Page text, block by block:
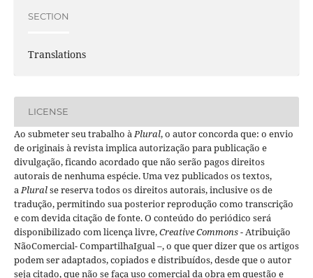
SECTION
Translations
LICENSE
Ao submeter seu trabalho à Plural, o autor concorda que: o envio
de originais à revista implica autorização para publicação e
divulgação, ficando acordado que não serão pagos direitos
autorais de nenhuma espécie. Uma vez publicados os textos,
a Pluralse reserva todos os direitos autorais, inclusive os de
tradução, permitindo sua posterior reprodução como transcrição
e com devida citação de fonte.O conteúdo do periódico será
disponibilizado com licença livre,Creative Commons - Atribuição
NãoComercial- CompartilhaIgual –, o que quer dizer que os artigos
podem ser adaptados, copiados e distribuídos, desde que o autor
seja citado, que não se faça uso comercial da obra em questão e